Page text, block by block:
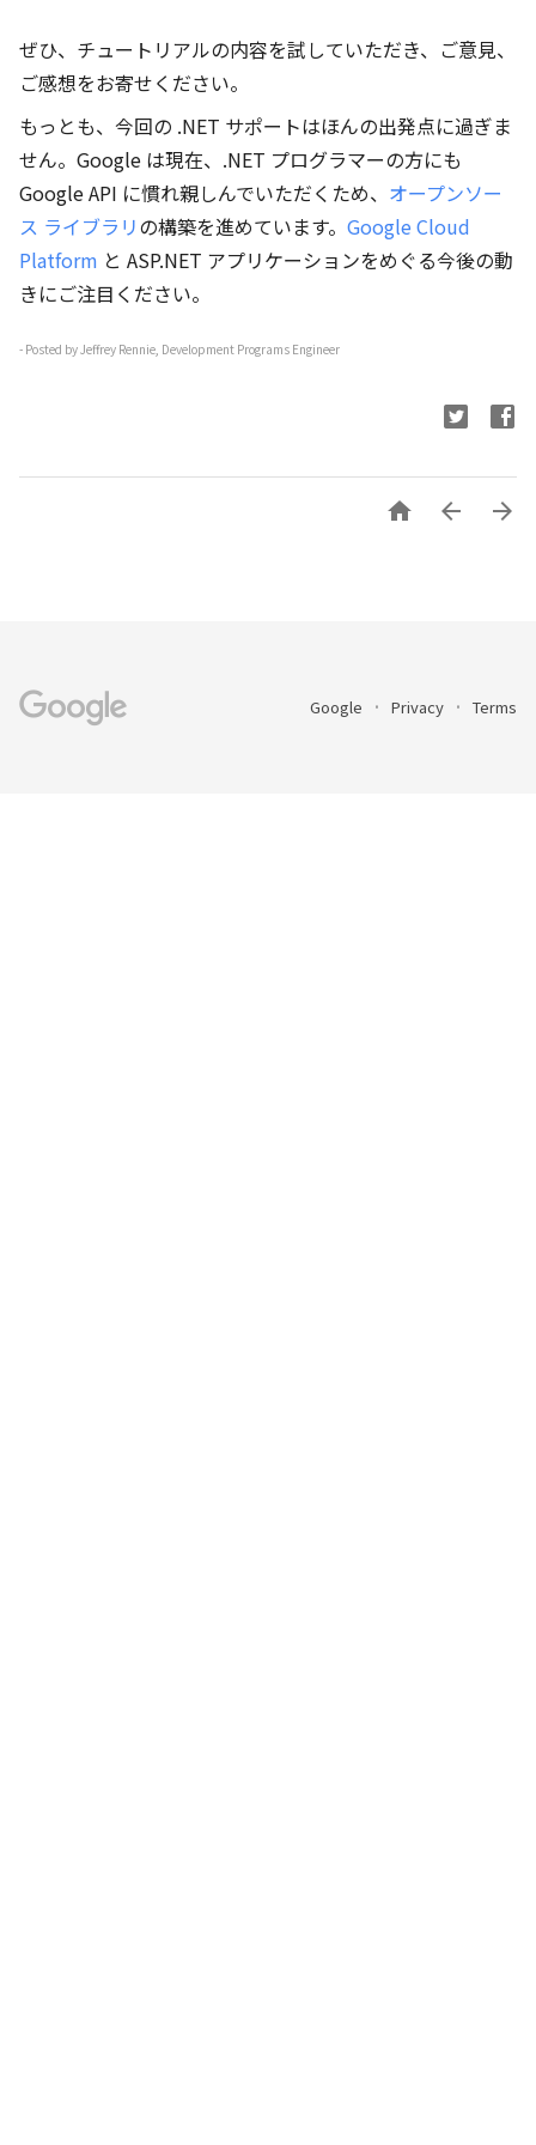
ぜひ、チュートリアルの内容を試していただき、ご意見、
ご感想をお寄せください。
もっとも、今回の .NET サポートはほんの出発点に過ぎま
せん。Google は現在、.NET プログラマーの方にも
Google API に慣れ親しんでいただくため、 オープンソー
ス ライブラリの構築を進めています。 Google Cloud
Platform と ASP.NET アプリケーションをめぐる今後の動
きにご注目ください。
- Posted by Jeffrey Rennie, Development Programs Engineer
  
Google Privacy Terms